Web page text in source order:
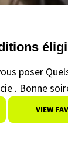
poser
. Bonne
VIEW